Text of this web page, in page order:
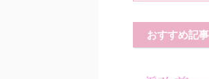
おすすめ記